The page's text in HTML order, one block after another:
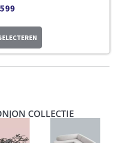
599
COLLECTIE